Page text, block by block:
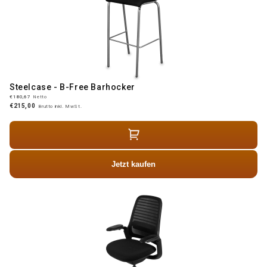
Steelcase - B-Free Barhocker
€180,67 Netto
€215,00 Brutto inkl. MwSt.
Jetzt kaufen